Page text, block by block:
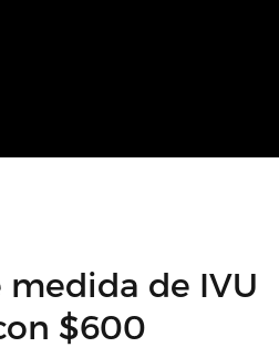
medida de IVU
$600